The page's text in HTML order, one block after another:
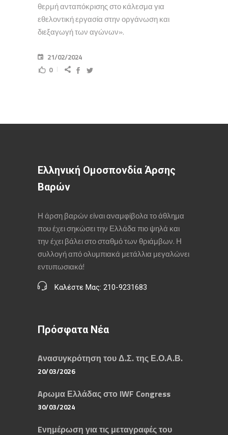
θερμή ανταπόκρισης στο κάλεσμα για
εθελοντική εργασία στην οργάνωση και
διεξαγωγή των αγώνων».
21/02/2024
0
Ελληνική Ομοσπονδία Άρσης
Βαρών
Η άρση βαρών είναι αναμφίβολα το άθλημα
που έχει σηκώσει την Ελλάδα πιο ψηλά και
την έχει βάλει στο σταθμό των θριάμβων. Η
συλλογή από ολυμπιακά μετάλλια μεγαλώνει
εντυπωσιακά!
Καλέστε Μας: 210-9231683
Πρόσφατα Νέα
Aνασυγκρότηση του Δ.Σ. της Ε.Ο.Α.Β.
20/03/2026
Aρωμα Ελλάδας στο IWF Congress
30/03/2024
Eνημέρωση για τις μεταγραφές του